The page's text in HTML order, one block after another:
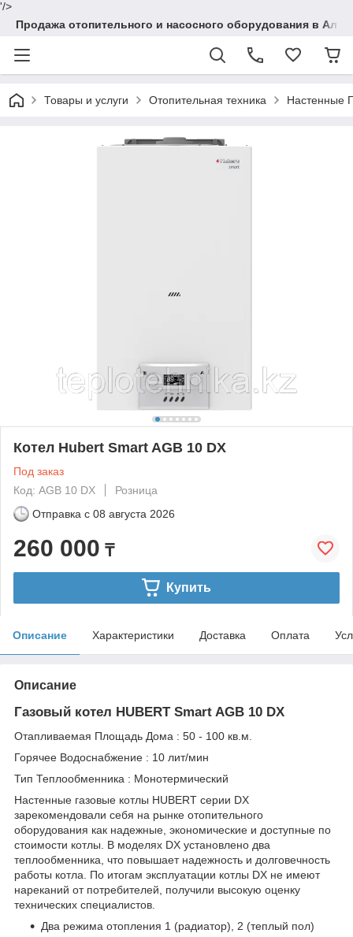
'/>
Продажа отопительного и насосного оборудования в
Товары и услуги Отопительная техника Настенные
Котел Hubert Smart AGB 10 DX
Под заказ
Код: AGB 10 DX
Розница
Отправка с 08 августа 2026
260 000 ₸
Купить
Описание Характеристики Доставка Оплата
Описание
Газовый котел HUBERT Smart AGB 10 DX
Отапливаемая Площадь Дома : 50 - 100 кв.м.
Горячее Водоснабжение : 10 лит/мин
Тип Теплообменника : Монотермический
Настенные газовые котлы HUBERT серии DX
зарекомендовали себя на рынке отопительного
оборудования как надежные, экономические и доступные по
стоимости котлы. В моделях DX установлено два
теплообменника, что повышает надежность и долговечность
работы котла. По итогам эксплуатации котлы DX не имеют
нареканий от потребителей, получили высокую оценку
технических специалистов.
Два режима отопления 1 (радиатор), 2 (теплый пол)